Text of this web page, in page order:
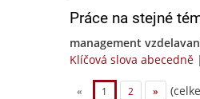
Práce na stejné
management
Klíčová slova abecedně |
« 1 2 »